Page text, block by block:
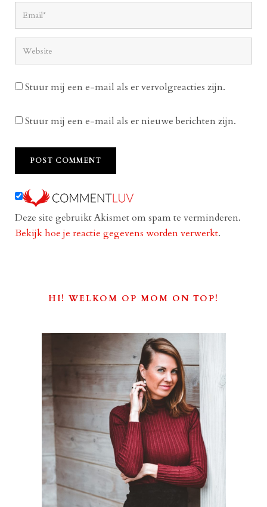
Stuur mij een e-mail als er vervolgreacties zijn.
Stuur mij een e-mail als er nieuwe berichten zijn.
Deze site gebruikt Akismet om spam te verminderen.
Bekijk hoe je reactie gegevens worden verwerkt.
HI! WELKOM OP MOM ON TOP!